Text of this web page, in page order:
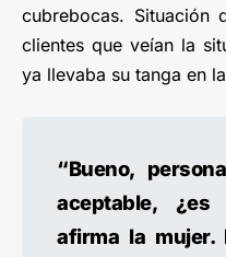
cubrebocas. Situación
clientes que veían la
ya llevaba su tanga en
“Bueno,
aceptable,
afirma la mujer.